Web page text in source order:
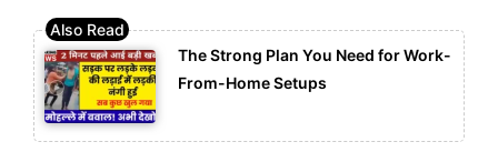
The Strong Plan You Need for Work-
From-Home Setups